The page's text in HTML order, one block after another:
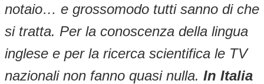
notaio… e grossomodo tutti sanno di che
si tratta. Per la conoscenza della lingua
inglese e per la ricerca scientifica le TV
nazionali non fanno quasi nulla. In Italia